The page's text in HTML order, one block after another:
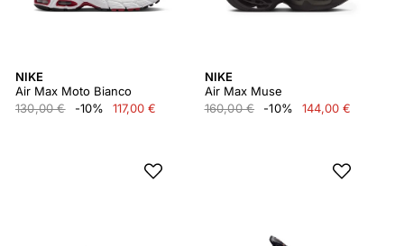
NIKE
Air Max Moto Bianco
130,00 €
-10% 117,00 €
NIKE
Air Max Muse
160,00 €
-10% 144,00 €